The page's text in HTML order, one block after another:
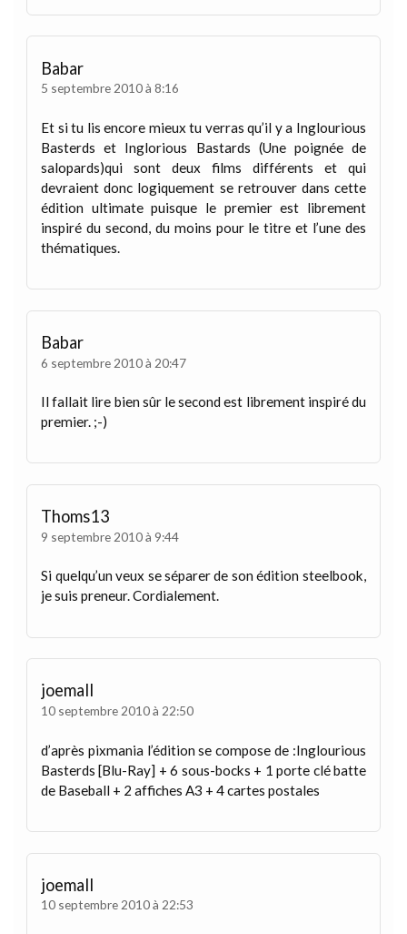
Babar
5 septembre 2010 à 8:16
Et si tu lis encore mieux tu verras qu’il y a Inglourious
Basterds et Inglorious Bastards (Une poignée de
salopards)qui sont deux films différents et qui
devraient donc logiquement se retrouver dans cette
édition ultimate puisque le premier est librement
inspiré du second, du moins pour le titre et l’une des
thématiques.
Babar
6 septembre 2010 à 20:47
Il fallait lire bien sûr le second est librement inspiré du
premier. ;-)
Thoms13
9 septembre 2010 à 9:44
Si quelqu’un veux se séparer de son édition steelbook,
je suis preneur. Cordialement.
joemall
10 septembre 2010 à 22:50
d’après pixmania l’édition se compose de :Inglourious
Basterds [Blu-Ray] + 6 sous-bocks + 1 porte clé batte
de Baseball + 2 affiches A3 + 4 cartes postales
joemall
10 septembre 2010 à 22:53